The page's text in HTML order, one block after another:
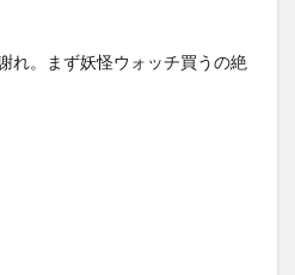
れ。まず妖怪ウォッチ買うの絶